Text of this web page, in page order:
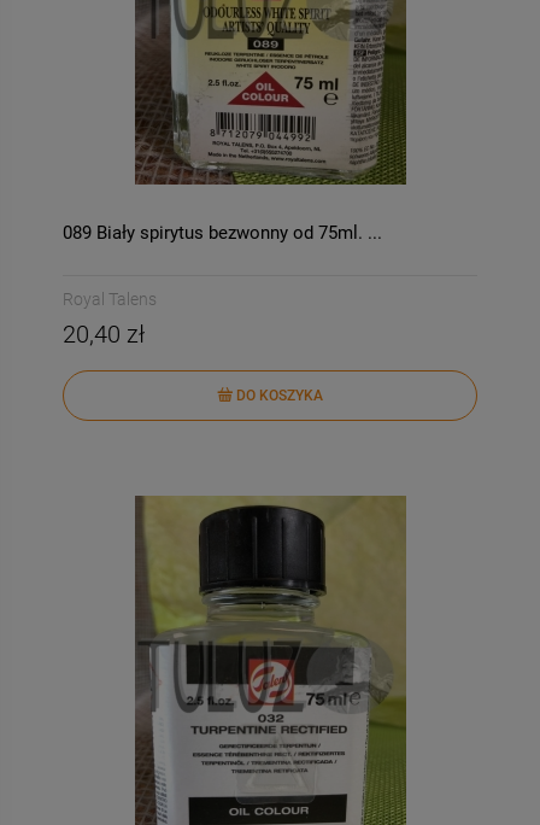
089 Biały spirytus bezwonny od 75ml. ...
Royal Talens
20,40 zł
DO KOSZYKA